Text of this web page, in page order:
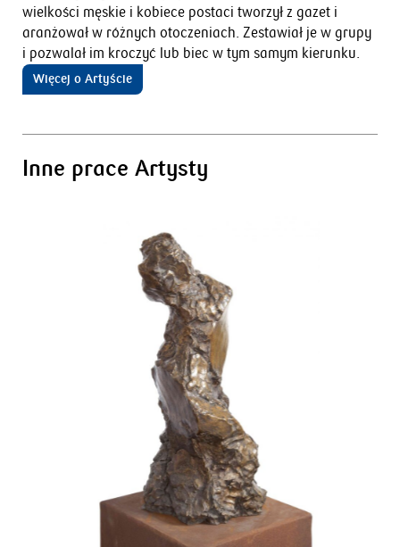
wielkości męskie i kobiece postaci tworzył z gazet i
aranżował w różnych otoczeniach. Zestawiał je w grupy
i pozwalał im kroczyć lub biec w tym samym kierunku.
Więcej o Artyście
Inne prace Artysty